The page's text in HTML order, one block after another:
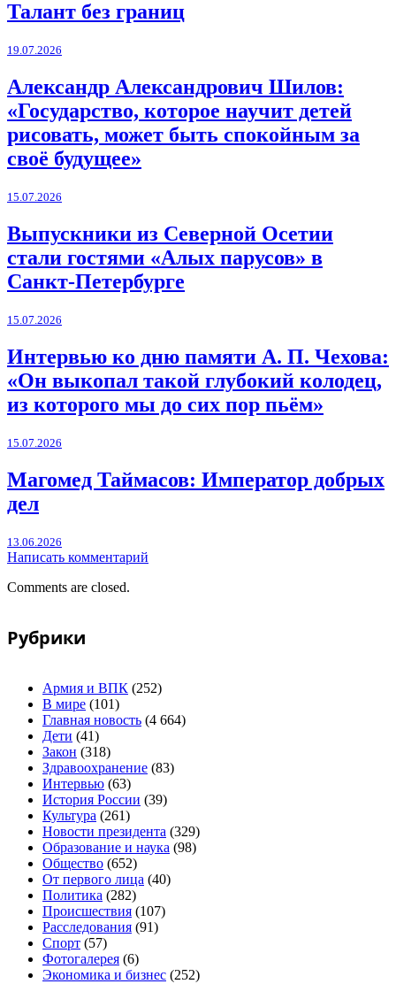
Талант без границ
19.07.2026
Александр Александрович Шилов:
«Государство, которое научит детей
рисовать, может быть спокойным за
своё будущее»
15.07.2026
Выпускники из Северной Осетии
стали гостями «Алых парусов» в
Санкт-Петербурге
15.07.2026
Интервью ко дню памяти А. П. Чехова:
«Он выкопал такой глубокий колодец,
из которого мы до сих пор пьём»
15.07.2026
Магомед Таймасов: Император добрых
дел
13.06.2026
Написать комментарий
Comments are closed.
Рубрики
Армия и ВПК (252)
В мире (101)
Главная новость (4 664)
Дети (41)
Закон (318)
Здравоохранение (83)
Интервью (63)
История России (39)
Культура (261)
Новости президента (329)
Образование и наука (98)
Общество (652)
От первого лица (40)
Политика (282)
Происшествия (107)
Расследования (91)
Спорт (57)
Фотогалерея (6)
Экономика и бизнес (252)